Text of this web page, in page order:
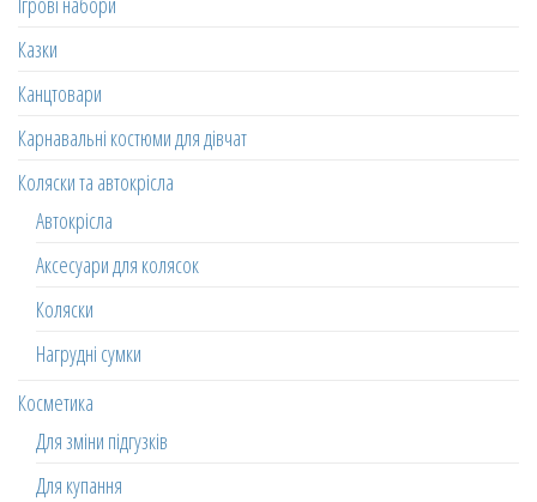
Казки
Канцтовари
Карнавальні костюми для дівчат
Коляски та автокрісла
Автокрісла
Аксесуари для колясок
Коляски
Нагрудні сумки
Косметика
Для зміни підгузків
Для купання